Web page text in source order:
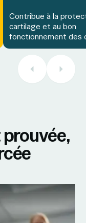
Contribue à la
cartilage et au bon
fonctionnement des